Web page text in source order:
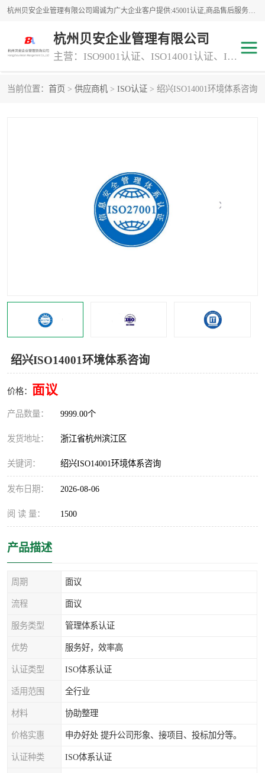
杭州贝安企业管理有限公司竭诚为广大企业客户提供:45001认证,商品售后服务认证,CE认证,知识产权体系认证,iso体系认证等服务,公司提供一条认证服务,方便快捷.
杭州贝安企业管理有限公司
主营：ISO9001认证、ISO14001认证、ISO认证、ISO22000认证、ISO/TS16949认证,FSC森林认证
当前位置： 首页 > 供应商机 > ISO认证 > 绍兴ISO14001环境体系咨询
绍兴ISO14001环境体系咨询
价格： 面议
产品数量： 9999.00个
发货地址： 浙江省杭州滨江区
关键词： 绍兴ISO14001环境体系咨询
发布日期： 2026-08-06
阅 读 量： 1500
产品描述
周期 面议
流程 面议
服务类型 管理体系认证
优势 服务好，效率高
认证类型 ISO体系认证
适用范围 全行业
材料 协助整理
价格实惠 申办好处 提升公司形象、接项目、投标加分等。
认证种类 ISO体系认证
知识产权体系认证
交通运输服务
消防设施工程专业承包
ISO9001认证
ISO认证
CCC认证 CE认证
TS16949认证
iso22000认证